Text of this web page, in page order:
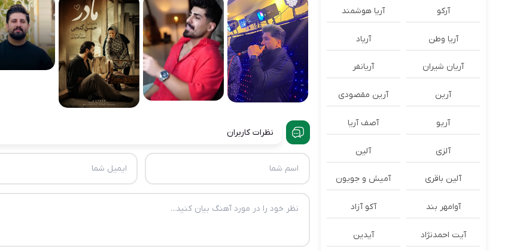
نظرات کاربران
آرکو آریا هوشمند
آریا وطن آریاد
آریان شیران آریانفر
آرین آرین مقصودی
آریو آصف آریا
آلزی آلین
آلین باقری آمیش و جویون
آوامهر بند آکو آزاد
آیت احمدنژاد آیدین